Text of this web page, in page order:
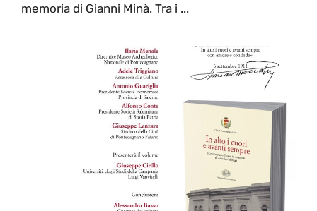
memoria di Gianni Minà. Tra i ...